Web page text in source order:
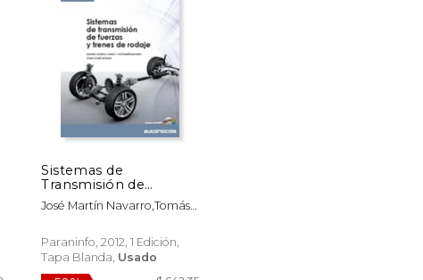
$ 123.17
$ 61.58
50%
Sistemas de
Transmisión de
Fuerzas y Trenes de
Rodaje
José Martín Navarro,Tomás
[Et Al.] Águeda Casado
Paraninfo, 2012, 1 Edición,
Tapa Blanda, Usado